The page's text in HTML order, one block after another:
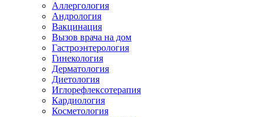
Аллергология
Андрология
Вакцинация
Вызов врача на дом
Гастроэнтерология
Гинекология
Дерматология
Диетология
Иглорефлексотерапия
Кардиология
Косметология